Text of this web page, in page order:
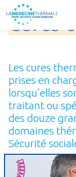
Cures
Les cures
prises en
lorsqu’elles
traitant ou
des douze
domaines
Sécurité